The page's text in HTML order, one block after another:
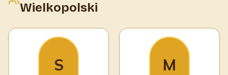
Wielkopolski
S M